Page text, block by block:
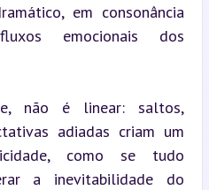
em consonância
emocionais dos
não é linear: saltos,
adiadas criam um
como se tudo
a inevitabilidade do